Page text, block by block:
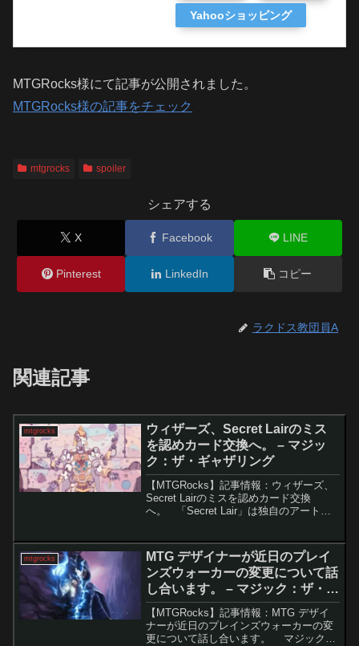
Yahooショッピング
MTGRocks様にて記事が公開されました。
MTGRocks様の記事をチェック
mtgrocks spoiler
シェアする
X Facebook LINE
Pinterest LinkedIn コピー
ラクドス教団員A
関連記事
mtgrocks
ウィザーズ、Secret Lairのミス
を認めカード交換へ。 – マジッ
ク：ザ・ギャザリング
【MTGRocks】記事情報：ウィザーズ、
Secret Lairのミスを認めカード交換
へ。 「Secret Lair」は独自のアートや
ど課題もありました。近年は改善...
mtgrocks
MTG デザイナーが近日のプレイ
ンズウォーカーの変更について話
し合います。 – マジック：ザ・ギ
ャザリング
【MTGRocks】記事情報：MTG デザイ
ナーが近日のプレインズウォーカーの変
更について話し合います。 マジック：